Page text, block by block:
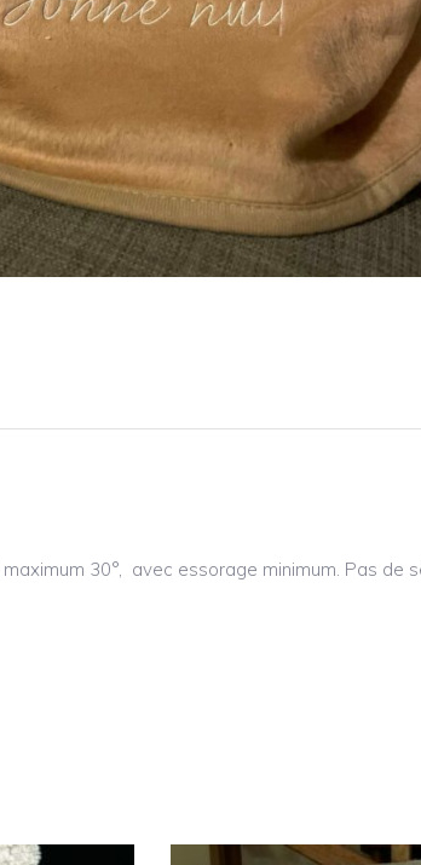
30°, avec essorage minimum. Pas de